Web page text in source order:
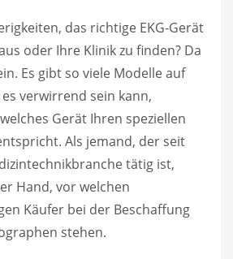
das richtige EKG-Gerät
oder Ihre Klinik zu finden? Da
Es gibt so viele Modelle auf
verwirrend sein kann,
Gerät Ihren speziellen
Als jemand, der seit
tätig ist,
Hand, vor welchen
Käufer bei der Beschaffung
stehen.